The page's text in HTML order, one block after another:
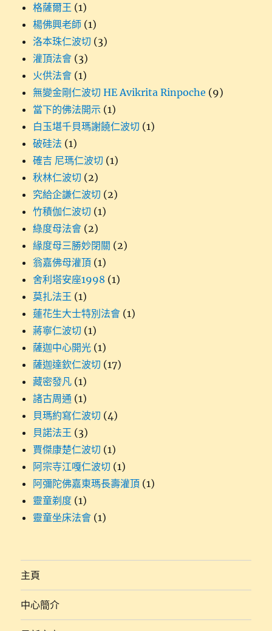
格薩爾王 (1)
楊佛興老師 (1)
洛本珠仁波切 (3)
灌頂法會 (3)
火供法會 (1)
無變金剛仁波切 HE Avikrita Rinpoche (9)
當下的佛法開示 (1)
白玉堪千貝瑪謝饒仁波切 (1)
破硅法 (1)
確吉 尼瑪仁波切 (1)
秋林仁波切 (2)
究給企謙仁波切 (2)
竹積伽仁波切 (1)
綠度母法會 (2)
緣度母三勝妙閉關 (2)
翁嘉佛母灌頂 (1)
舍利塔安座1998 (1)
莫扎法王 (1)
蓮花生大士特別法會 (1)
蔣寧仁波切 (1)
薩迦中心開光 (1)
薩迦達欽仁波切 (17)
藏密發凡 (1)
諸古周通 (1)
貝瑪約寫仁波切 (4)
貝諾法王 (3)
賈傑康楚仁波切 (1)
阿宗寺江嘎仁波切 (1)
阿彌陀佛嘉東瑪長壽灌頂 (1)
靈童剃度 (1)
靈童坐床法會 (1)
主頁
中心簡介